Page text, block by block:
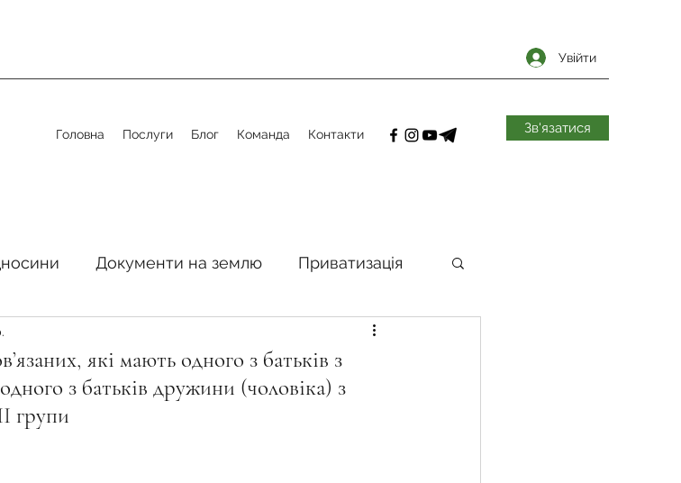
Увійти
Головна Послуги Блог Команда Контакти Зв'язатися
Документи на землю Приватизація
сфери Органи місцевого самоврядування
земельної ділянки
які мають одного з батьків з
з батьків дружини (чоловіка) з
групи